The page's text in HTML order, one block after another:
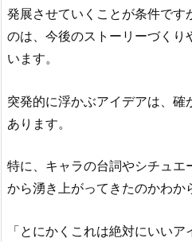
発展させていくことが条件です
のは、今後のストーリーづくり
います。
突発的に浮かぶアイデアは、
あります。
特に、キャラの台詞やシチュエ
から湧き上がってきたのかわか
「とにかくこれは絶対にいいア